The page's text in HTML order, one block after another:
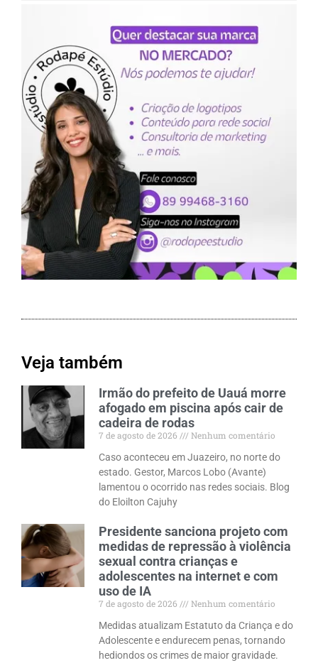
Veja também
Irmão do prefeito de Uauá morre
afogado em piscina após cair de
cadeira de rodas
7 de agosto de 2026
Nenhum comentário
Caso aconteceu em Juazeiro, no norte do
estado. Gestor, Marcos Lobo (Avante)
lamentou o ocorrido nas redes sociais. Blog
do Eloilton Cajuhy
Presidente sanciona projeto com
medidas de repressão à violência
sexual contra crianças e
adolescentes na internet e com
uso de IA
7 de agosto de 2026
Nenhum comentário
Medidas atualizam Estatuto da Criança e do
Adolescente e endurecem penas, tornando
hediondos os crimes de maior gravidade.